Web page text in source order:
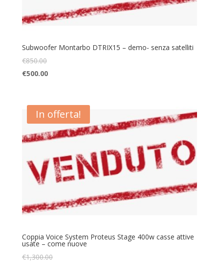
Subwoofer Montarbo DTRIX15 – demo- senza satelliti
€850.00
€500.00
In offerta!
Coppia Voice System Proteus Stage 400w casse attive
usate – come nuove
€1,300.00